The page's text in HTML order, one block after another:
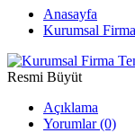
Anasayfa
Kurumsal
Resmi Büyüt
Açıklama
Yorumlar (0)